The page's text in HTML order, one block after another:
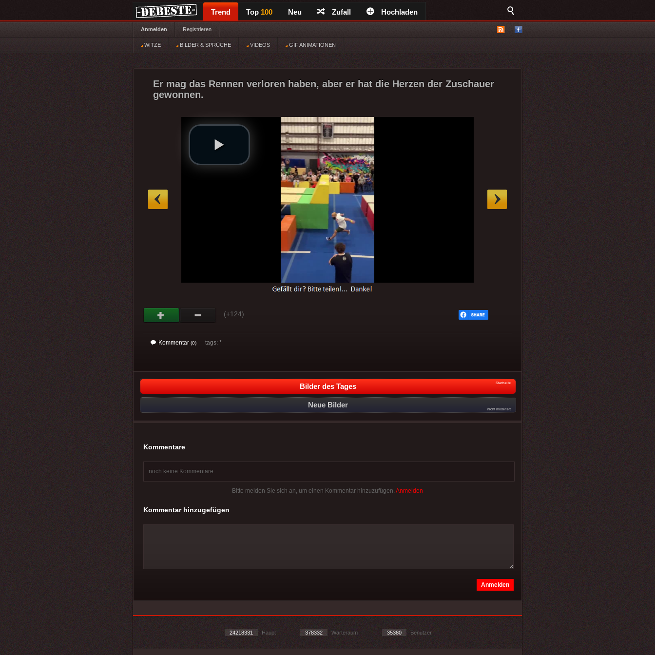
Trend Top 100 Neu Zufall Hochladen
Anmelden Registrieren
WITZE BILDER & SPRÜCHE VIDEOS GIF ANIMATIONEN
Er mag das Rennen verloren haben, aber er hat die Herzen der Zuschauer
gewonnen.
(+124)
Kommentar (0) tags: *
Bilder des Tages Startseite
Neue Bilder
nicht moderiert
Kommentare
noch keine Kommentare
Bitte melden Sie sich an, um einen Kommentar hinzuzufügen. Anmelden
Kommentar hinzugefügen
24218331 Haupt 378332 Warteraum 35380 Benutzer